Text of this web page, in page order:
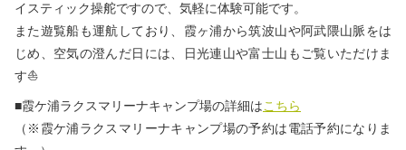
イスティック操舵ですので、気軽に体験可能です。
また遊覧船も運航しており、霞ヶ浦から筑波山や阿武隈山脈をは
じめ、空気の澄んだ日には、日光連山や富士山もご覧いただけま
す⛵
■霞ケ浦ラクスマリーナキャンプ場の詳細はこちら
（※霞ケ浦ラクスマリーナキャンプ場の予約は電話予約になりま